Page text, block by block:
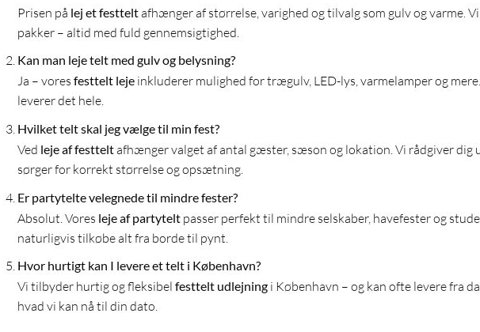
Prisen på lej et festteltafhænger af størrelse, varighed og tilvalg som gulv og varme.
pakker – altid med fuld gennemsigtighed.
Kan man leje telt med gulv og belysning?
Ja – vores festtelt lejeinkluderer mulighed for trægulv, LED-lys, varmelamper og
leverer det hele.
Hvilket telt skal jeg vælge til min fest?
Ved leje af festteltafhænger valget af antal gæster, sæson og lokation. Vi rådgiver dig
sørger for korrekt størrelse og opsætning.
Er partytelte velegnede til mindre fester?
Absolut. Vores leje af partyteltpasser perfekt til mindre selskaber, havefester og
naturligvis tilkøbe alt fra borde til pynt.
Hvor hurtigt kan I levere et telt i København?
Vi tilbyder hurtig og fleksibel festtelt udlejningi København – og kan ofte levere fra
hvad vi kan nå til din dato.